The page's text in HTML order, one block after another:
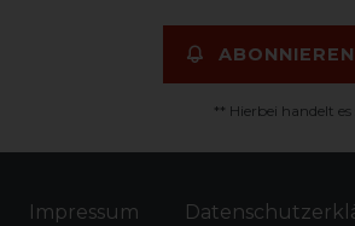
ABONNIEREN
** Hierbei handelt
Impressum